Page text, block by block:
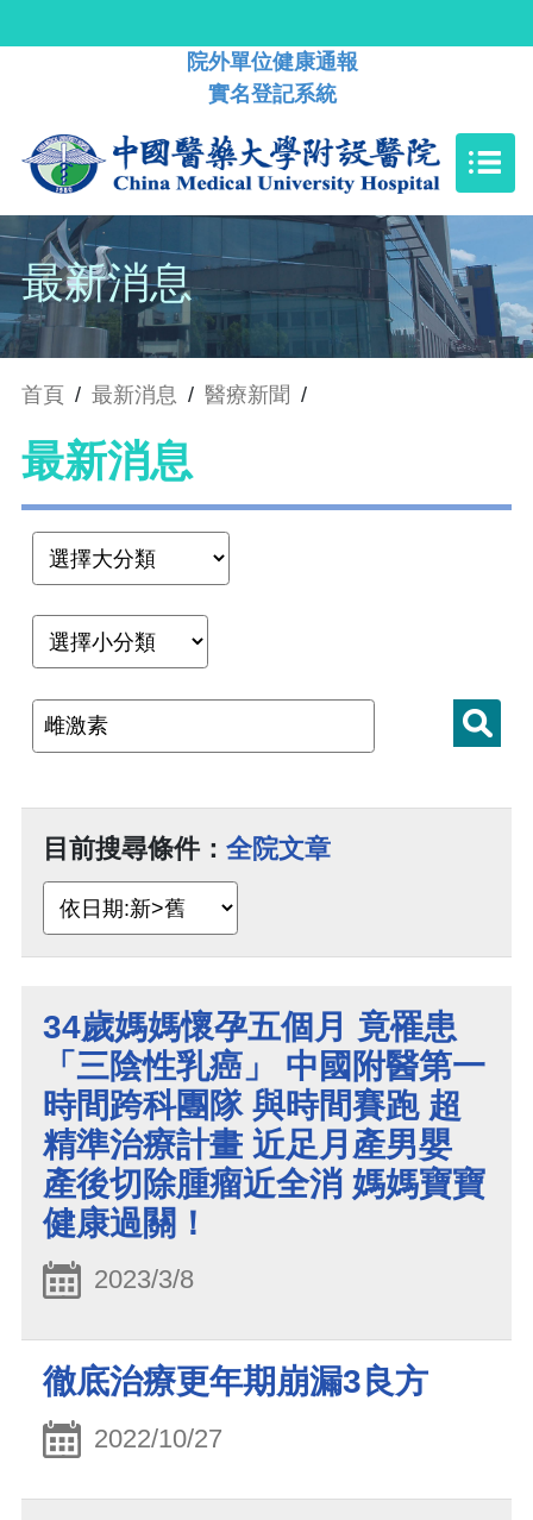
院外單位健康通報
實名登記系統
最新消息
首頁 / 最新消息 / 醫療新聞 /
最新消息
目前搜尋條件： 全院文章
34歲媽媽懷孕五個月 竟罹患
「三陰性乳癌」 中國附醫第一
時間跨科團隊 與時間賽跑 超
精準治療計畫 近足月產男嬰
產後切除腫瘤近全消 媽媽寶寶
健康過關！
2023/3/8
徹底治療更年期崩漏3良方
2022/10/27